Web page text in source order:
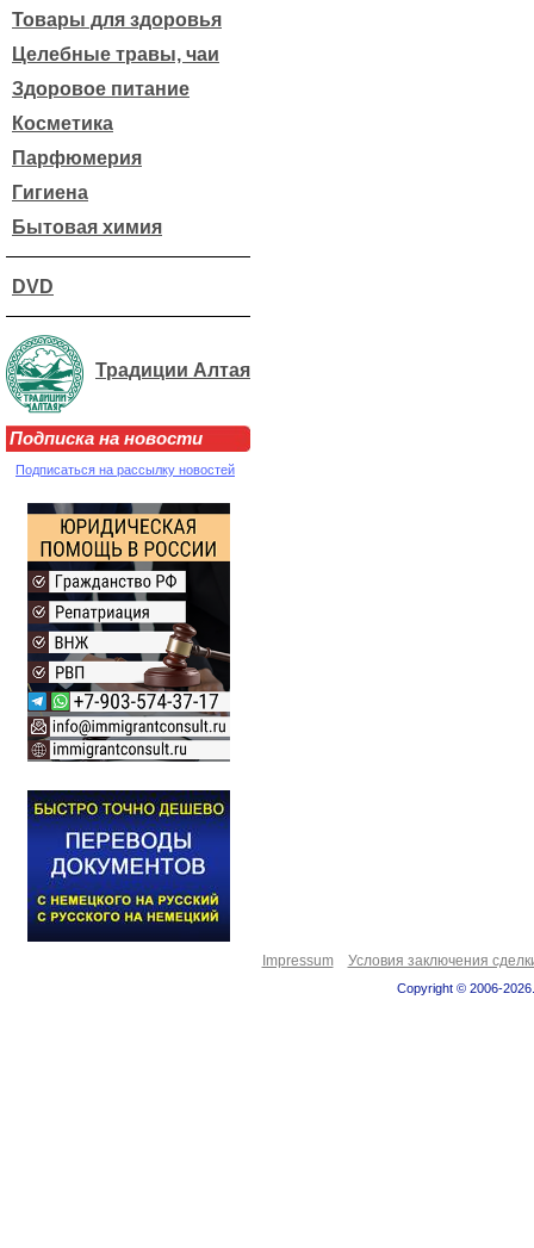
Товары для здоровья
Целебные травы, чаи
Здоровое питание
Косметика
Парфюмерия
Гигиена
Бытовая химия
DVD
Традиции Алтая
Подписка на новости
Подписаться на рассылку новостей
Impressum Условия заключения
Copyright © 2006-